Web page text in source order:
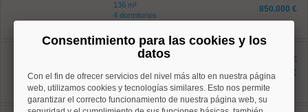
136 m²
4 dormitorios
850.000 €
Tetuán, Bellas Vistas
Ref: 10008798
1 dormitorios
1 baños
antes 226.000 €
214.000 €
Consentimiento para las cookies y los
datos
Con el fin de ofrecer servicios del nivel más alto en nuestra página
web, utilizamos cookies y tecnologías similares. Esto nos permite
garantizar el correcto funcionamiento de nuestra página web, su